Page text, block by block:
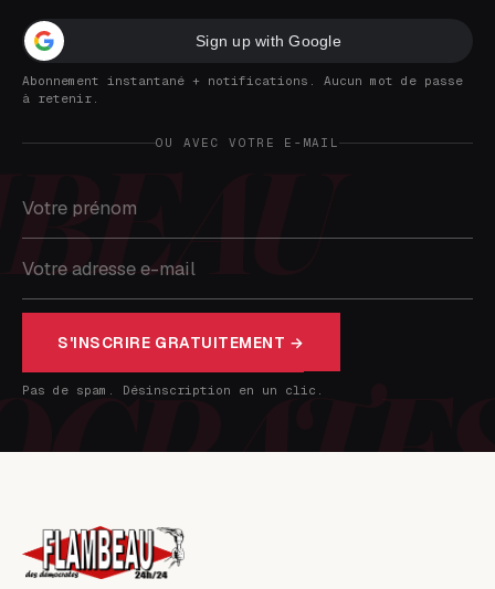
Sign up with Google
Abonnement instantané + notifications. Aucun mot de passe
à retenir.
OU AVEC VOTRE E-MAIL
S'INSCRIRE GRATUITEMENT →
Pas de spam. Désinscription en un clic.